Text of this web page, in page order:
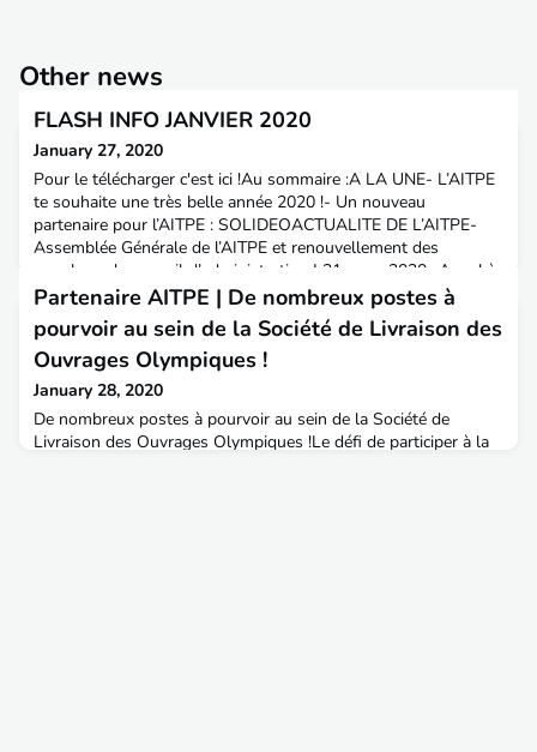
Other news
FLASH INFO JANVIER 2020
January 27, 2020
Pour le télécharger c'est ici !Au sommaire :A LA UNE- L’AITPE
te souhaite une très belle année 2020 !- Un nouveau
partenaire pour l’AITPE : SOLIDEOACTUALITE DE L’AITPE-
Assemblée Générale de l’AITPE et renouvellement des
membres du conseil d’administration | 31 mars 2020- Appel à
cotisation 2020- Merci aux partenaires qui nous ont fait
confiance pour leurs recrutements en 2019 !- Faits marquants
Partenaire AITPE | De nombreux postes à
pourvoir au sein de la Société de Livraison des
Ouvrages Olympiques !
January 28, 2020
De nombreux postes à pourvoir au sein de la Société de
Livraison des Ouvrages Olympiques !Le défi de participer à la